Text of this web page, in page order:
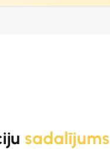
sadalījums